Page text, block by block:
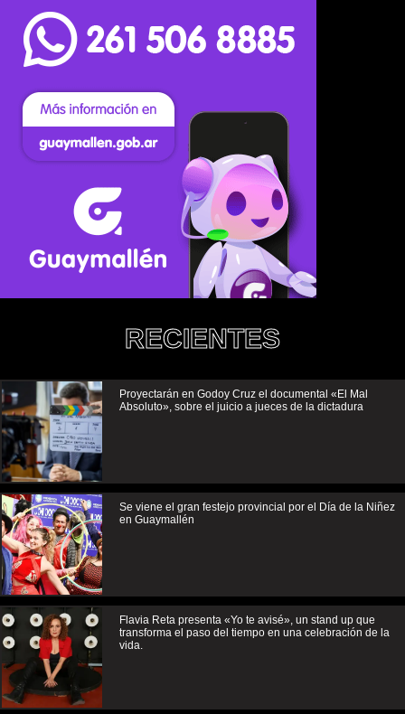
RECIENTES
Proyectarán en Godoy Cruz el documental «El Mal
Absoluto», sobre el juicio a jueces de la dictadura
Se viene el gran festejo provincial por el Día de la Niñez
en Guaymallén
Flavia Reta presenta «Yo te avisé», un stand up que
transforma el paso del tiempo en una celebración de la
vida.